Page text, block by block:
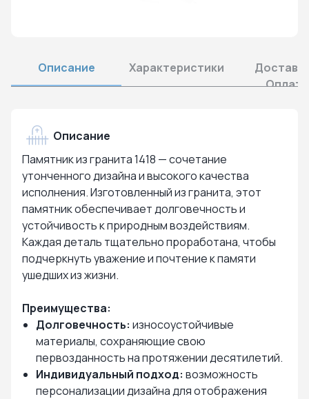
Описание Характеристики
Оплата
Описание
Памятник из гранита 1418 — сочетание
утонченного дизайна и высокого качества
исполнения. Изготовленный из гранита, этот
памятник обеспечивает долговечность и
устойчивость к природным воздействиям.
Каждая деталь тщательно проработана, чтобы
подчеркнуть уважение и почтение к памяти
ушедших из жизни.
Преимущества:
Долговечность: износоустойчивые
материалы, сохраняющие свою
первозданность на протяжении десятилетий.
Индивидуальный подход: возможность
персонализации дизайна для отображения